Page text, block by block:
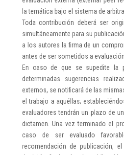
la temática bajo el sistema de
Toda contribución deberá ser
simultáneamente para su
a los autores la firma de un
antes de ser sometidos a evaluación.
En caso de que se supedite la
determinadas sugerencias
externos, se notificará de las
el trabajo a aquéllas;
evaluadores tendrán un plazo de
dictamen. Una vez terminado el
caso de ser evaluado
recomendación de publicación,